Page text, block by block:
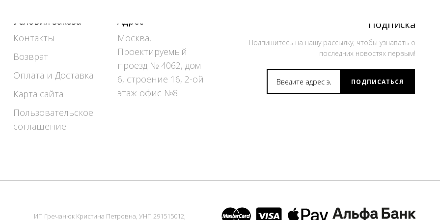
Условия заказа
Контакты
Возврат
Оплата и Доставка
Карта сайта
Пользовательское
соглашение
Адрес
Москва,
Проектируемый
проезд № 4062, дом
6, строение 16, 2-ой
этаж офис №8
Подписка
Подпишитесь на нашу рассылку, чтобы узнавать о
последних новостях первым!
ПОДПИСАТЬСЯ
ИП Гречанюк Кристина Петровна, УНП 291515012,